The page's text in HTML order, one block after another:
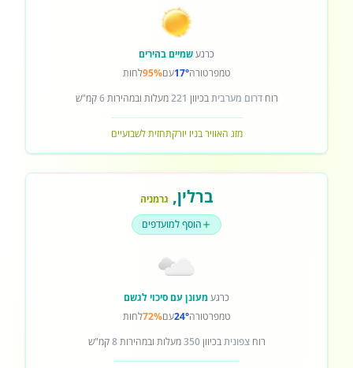
כרגעשמיים בהירים
טמפרטורה17°עם95%לחות
רוחדרום מערביתבכיוון 221מעלות ובמהירות6קמ"ש
מזג האוויר בניו יורקתחזית לשבועיים
ברלין, גרמניה
הוסף למועדפים
כרגעמעונן עם סיכוי לגשם
טמפרטורה24°עם72%לחות
רוחצפוניתבכיוון350מעלות ובמהירות8קמ"ש